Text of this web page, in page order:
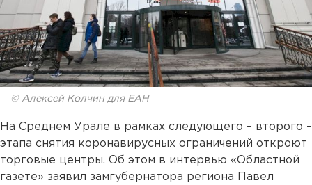
© Алексей Колчин для ЕАН
На Среднем Урале в рамках следующего – второго –
этапа снятия коронавирусных ограничений откроют
торговые центры. Об этом в интервью «Областной
газете» заявил замгубернатора региона Павел